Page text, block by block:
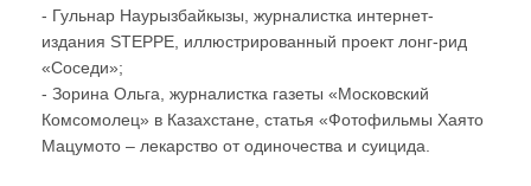
- Гульнар Наурызбайкызы, журналистка интернет-
издания STEPPE, иллюстрированный проект лонг-рид
«Соседи»;
- Зорина Ольга, журналистка газеты «Московский
Комсомолец» в Казахстане, статья «Фотофильмы Хаято
Мацумото – лекарство от одиночества и суицида.